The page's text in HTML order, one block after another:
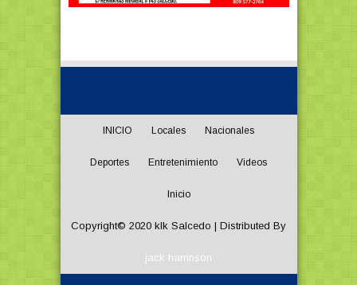
INICIO Locales Nacionales
Deportes Entretenimiento Videos
Inicio
Copyright© 2020 klk Salcedo | Distributed By
jack harrinson